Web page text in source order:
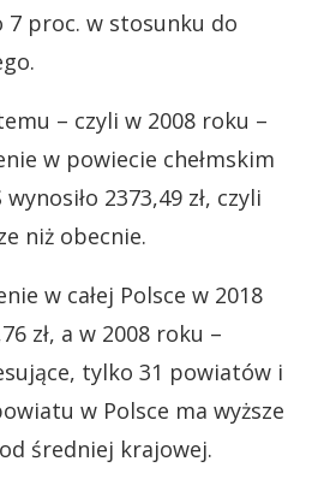
7 proc. w stosunku do
– czyli w 2008 roku –
w powiecie chełmskim
2373,49 zł, czyli
niż obecnie.
w całej Polsce w 2018
zł, a w 2008 roku –
tylko 31 powiatów i
w Polsce ma wyższe
średniej krajowej.